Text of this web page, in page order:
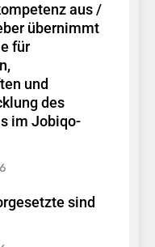
aus /
übernimmt
für
und
des
im Jobiqo-
sind